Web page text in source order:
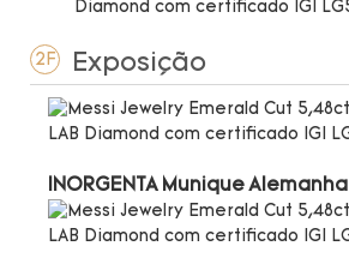
2F Exposição
INORGENTA Munique Alemanha